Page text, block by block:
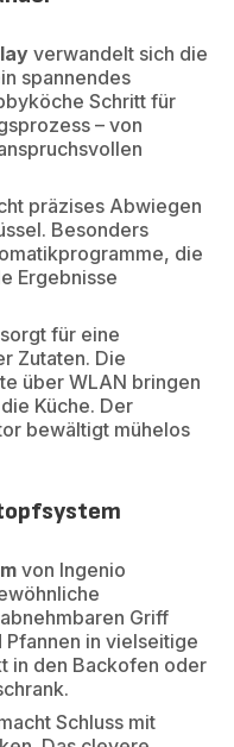
verwandelt sich die
spannendes
Schritt für
– von
präzises Abwiegen
Besonders
die
Ergebnisse
für eine
Zutaten. Die
über WLAN bringen
Küche. Der
bewältigt mühelos
von Ingenio
Griff
in vielseitige
in den Backofen oder
Schluss mit